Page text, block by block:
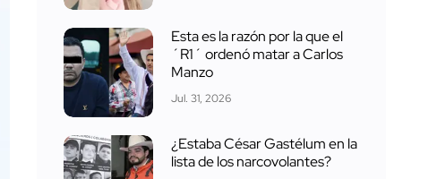
Esta es la razón por la que el
´R1´ ordenó matar a Carlos
Manzo
Jul. 31, 2026
¿Estaba César Gastélum en la
lista de los narcovolantes?